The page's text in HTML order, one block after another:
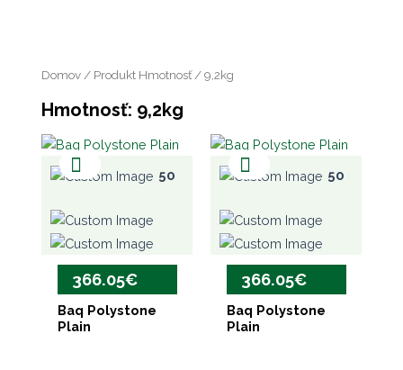
Domov / Produkt Hmotnosť / 9,2kg
Hmotnosť: 9,2kg
50
366.05€
Baq Polystone
Plain
50
366.05€
Baq Polystone
Plain